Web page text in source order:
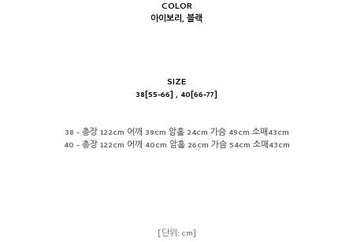
COLOR
아이보리, 블랙
SIZE
38[55-66] , 40[66-77]
38 - 총장 122cm 어깨 39cm 암홀 24cm 가슴 49cm 소매43cm
40 - 총장 122cm 어깨 40cm 암홀 26cm 가슴 54cm 소매43cm
[단위: cm]